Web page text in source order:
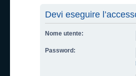
Devi eseguire
Nome utente:
Password: